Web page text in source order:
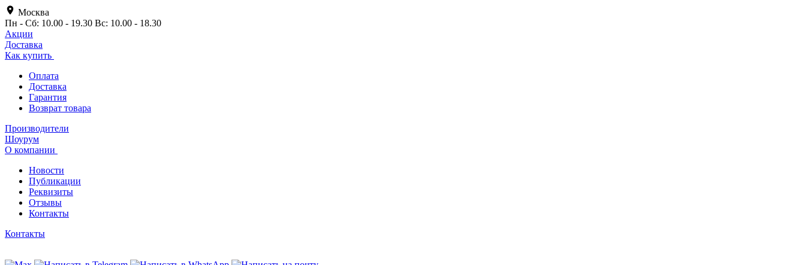
Москва
Пн - Сб: 10.00 - 19.30 Вс: 10.00 - 18.30
Акции
Доставка
Как купить
Оплата
Доставка
Гарантия
Возврат товара
Производители
Шоурум
О компании
Новости
Публикации
Реквизиты
Отзывы
Контакты
Контакты